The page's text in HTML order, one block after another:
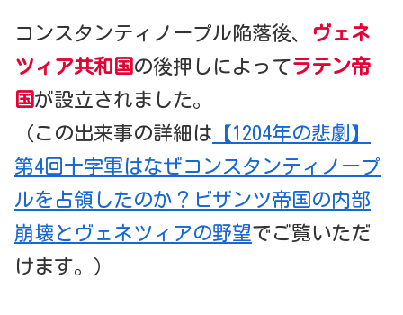
コンスタンティノープル陥落後、
ヴェネ
ツィア共和国 の後押しによってラテン帝
国が設立されました。
（この出来事の詳細は 【1204年の悲劇】
第4回十字軍はなぜコンスタンティノープ
ルを占領したのか？ビザンツ帝国の内部
崩壊とヴェネツィアの野望でご覧いただ
けます。）